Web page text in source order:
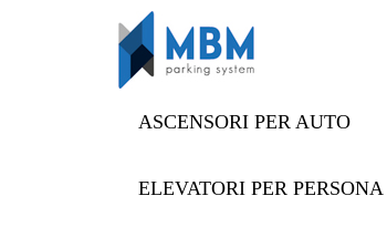
ASCENSORI PER AUTO
ELEVATORI PER PERSONA